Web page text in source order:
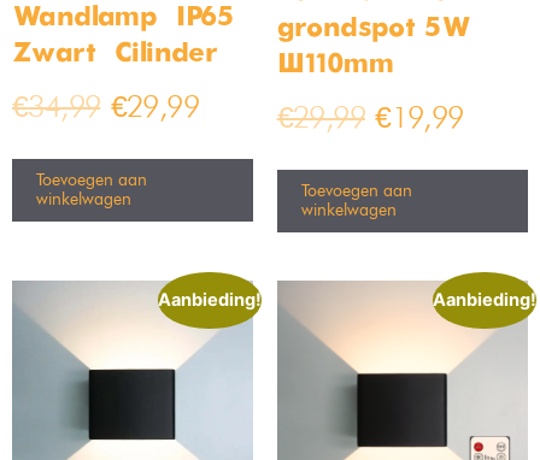
Keukenverlichting: In de keuken moet je goed kunnen zien
wat je doet. Hak, snij en roer met helder licht van ongeveer
2000-4000 lumen per lamp. Kies voor meerdere
, zodat er geen schaduw op je werkblad valt.
In de slaapkamer draait alles om
2000 lumen. Je wilt een gezellige sfeer creëren, perfect voor
het slapengaan.
genoeg om hun kamer op te fleuren, maar zorg ook voor een
kinderkamer lampmet zachter licht voor ’s avonds.
Tuinverlichting:
Buiten wil je sfeer én veiligheid. Gebruik
tuinverlichting
van 1000-2000 lumen om paden, planten en